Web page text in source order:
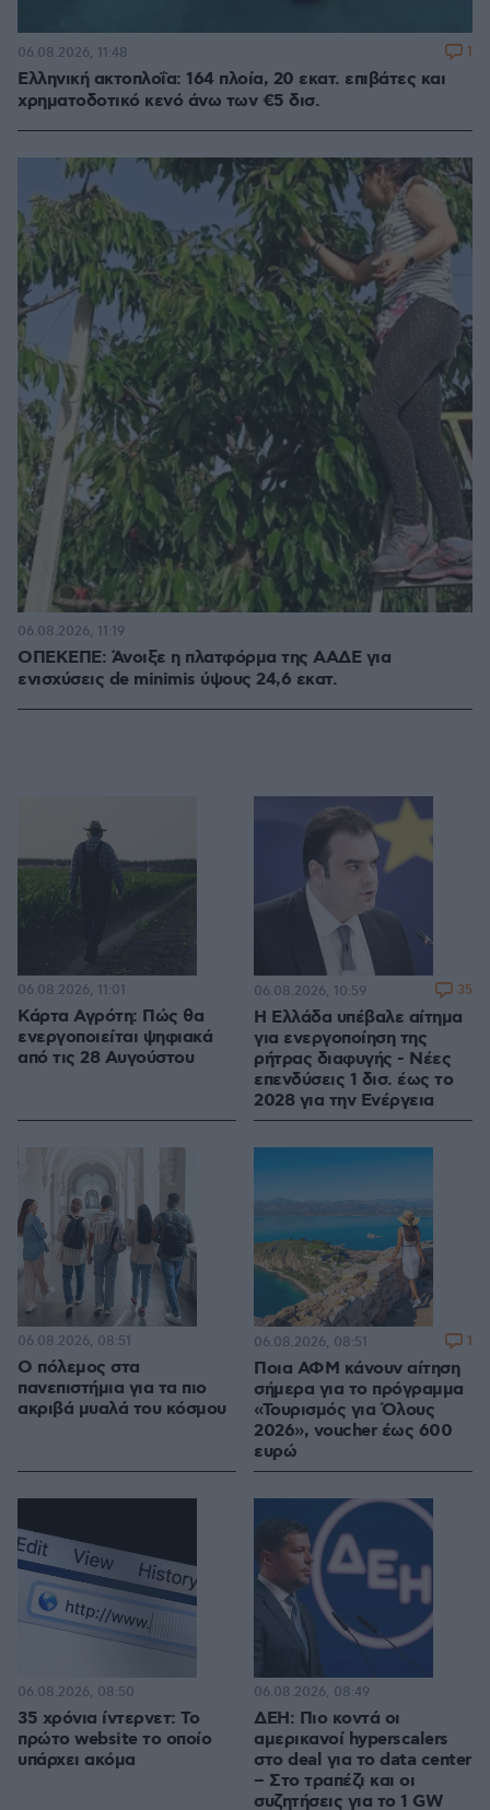
Ελληνική ακτοπλοΐα: 164 πλοία, 20 εκατ. επιβάτες και
χρηματοδοτικό κενό άνω των €5 δισ.
06.08.2026, 11:48 1
ΟΠΕΚΕΠΕ: Άνοιξε η πλατφόρμα της ΑΑΔΕ για
ενισχύσεις de minimis ύψους 24,6 εκατ.
06.08.2026, 11:19
Κάρτα Αγρότη: Πώς θα
ενεργοποιείται ψηφιακά
από τις 28 Αυγούστου
06.08.2026, 11:01
Η Ελλάδα υπέβαλε αίτημα
για ενεργοποίηση της
ρήτρας διαφυγής - Νέες
επενδύσεις 1 δισ. έως το
2028 για την Ενέργεια
06.08.2026, 10:59 35
Ο πόλεμος στα
πανεπιστήμια για τα πιο
ακριβά μυαλά του κόσμου
06.08.2026, 08:51
Ποια ΑΦΜ κάνουν αίτηση
σήμερα για το πρόγραμμα
«Τουρισμός για Όλους
2026», voucher έως 600
ευρώ
06.08.2026, 08:51 1
35 χρόνια ίντερνετ: Το
πρώτο website το οποίο
υπάρχει ακόμα
06.08.2026, 08:50
ΔΕΗ: Πιο κοντά οι
αμερικανοί hyperscalers
στο deal για το data center
– Στο τραπέζι και οι
συζητήσεις για το 1 GW
06.08.2026, 08:49